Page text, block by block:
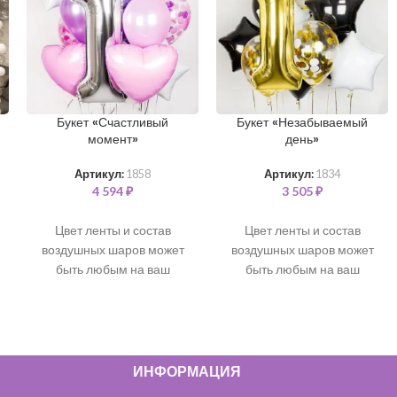
Букет «Счастливый
момент»
Артикул: 1858
4 594₽
Цвет ленты и состав
воздушных шаров может
быть любым на ваш
состав входит:
Букет «Незабываемый
день»
Артикул: 1834
3 505₽
Цвет ленты и состав
воздушных шаров может
быть любым на ваш
ИНФОРМАЦИЯ